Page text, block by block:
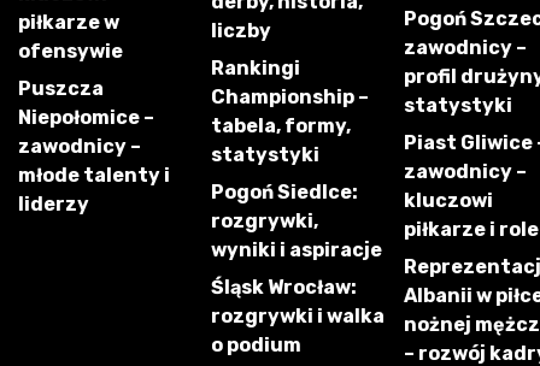
piłkarze w
ofensywie
Puszcza
Niepołomice –
zawodnicy –
młode talenty i
liderzy
liczby
Rankingi
Championship –
tabela, formy,
statystyki
Pogoń Siedlce:
rozgrywki,
wyniki i aspiracje
Śląsk Wrocław:
rozgrywki i walka
o podium
Pogoń
zawodnicy –
profil
statystyki
Piast Gliwice
zawodnicy –
kluczowi
piłkarze i role
Albanii w
nożnej
– rozwój